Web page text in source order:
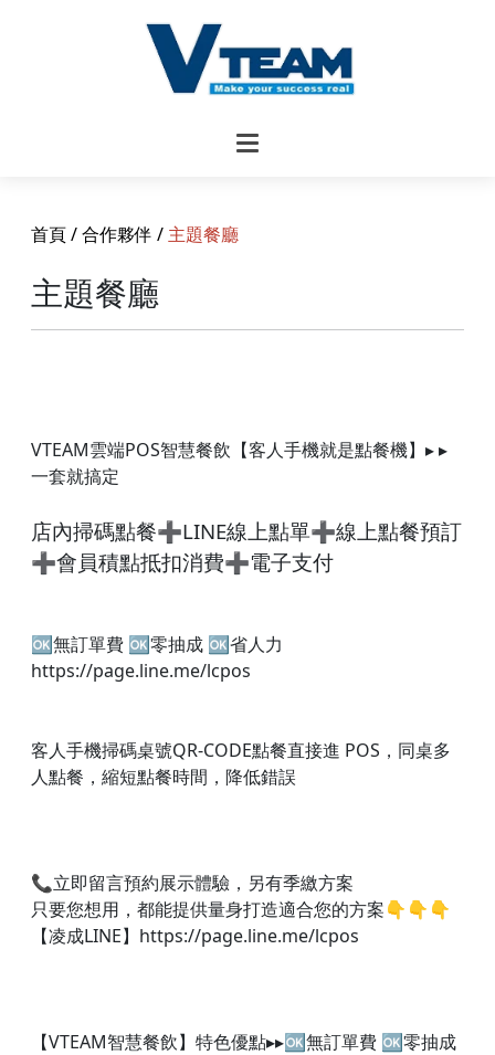
首頁/合作夥伴 / 主題餐廳
主題餐廳
VTEAM雲端POS智慧餐飲【客人手機就是點餐機】▸ ▸
一套就搞定
店內掃碼點餐➕LINE線上點單➕線上點餐預訂
➕會員積點抵扣消費➕電子支付
🆗無訂單費 🆗零抽成 🆗省人力
https://page.line.me/lcpos
客人手機掃碼桌號QR-CODE點餐直接進 POS，同桌多
人點餐，縮短點餐時間，降低錯誤
📞立即留言預約展示體驗，另有季繳方案
只要您想用，都能提供量身打造適合您的方案👇👇👇​
【凌成LINE】https://page.line.me/lcpos
【VTEAM智慧餐飲】特色優點▸▸🆗無訂單費 🆗零抽成